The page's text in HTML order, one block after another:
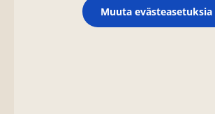
n
Muuta evästeasetuksia